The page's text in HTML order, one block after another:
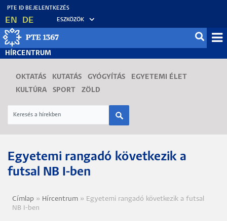
Ugrás
tartalomra
EN DE ESZKÖZÖK
HÍRCENTRUM
OKTATÁS KUTATÁS GYÓGYÍTÁS
EGYETEMI ÉLET
KULTÚRA
SPORT ZÖLD
Egyetemi rangadó következik a
futsal NB I-ben
Morzsa
Címlap Hírcentrum
Egyetemi rangadó következik a futsal
NB I-ben